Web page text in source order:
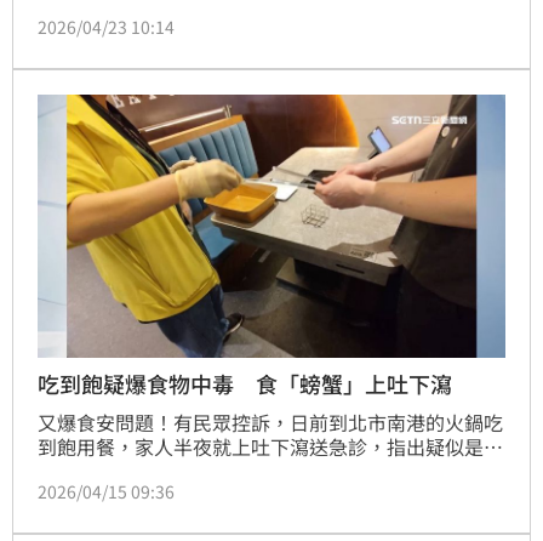
令店家傻眼。
2026/04/23 10:14
吃到飽疑爆食物中毒 食「螃蟹」上吐下瀉
又爆食安問題！有民眾控訴，日前到北市南港的火鍋吃
到飽用餐，家人半夜就上吐下瀉送急診，指出疑似是螃
該間餐廳就曾被驗出，紅茶腸桿菌超標，高達1900
2026/04/15 09:36